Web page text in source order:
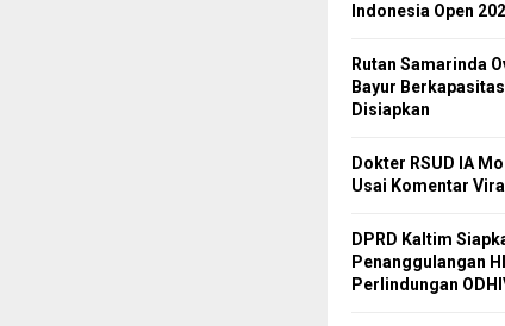
Indonesia Open
Rutan Samarinda
Bayur
Disiapkan
Dokter RSUD IA
Usai Komentar
DPRD Kaltim
Penanggulangan
Perlindungan